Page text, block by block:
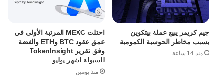
جيم كريمر يبيع عملة بيتكوين
بسبب مخاطر الحوسبة الكمومية
منذ 14 ساعة
احتلت MEXC المرتبة الأولى في
عمق عقود BTC وETH والفضة
وفق تقرير TokenInsight
للسيولة لشهر يوليو
منذ يومين